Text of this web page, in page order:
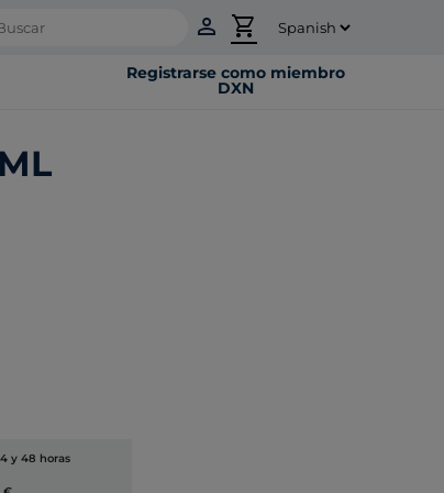
person shopping_cart
Registrarse como miembro
DXN
y 48 horas